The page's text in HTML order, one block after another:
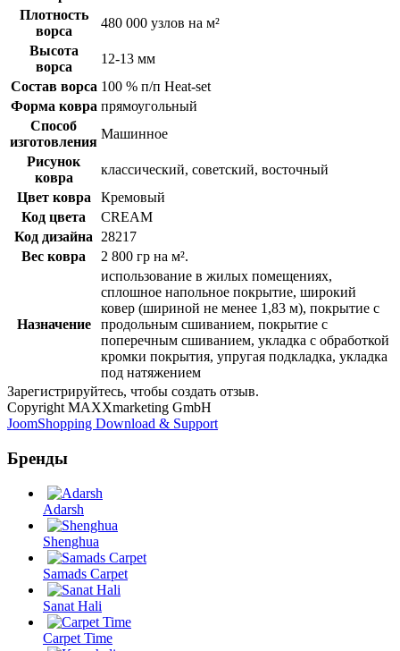
Плотность
ворса
480 000 узлов на м²
Высота
ворса
12-13 мм
Состав ворса 100 % п/п Heat-set
Форма ковра прямоугольный
Способ
изготовления
Машинное
Рисунок
ковра
классический, советский, восточный
Цвет ковра
Кремовый
Код цвета
CREAM
Код дизайна
28217
Вес ковра
2 800 гр на м².
Назначение
использование в жилых помещениях,
сплошное напольное покрытие, широкий
ковер (шириной не менее 1,83 м), покрытие с
продольным сшиванием, покрытие с
поперечным сшиванием, укладка с обработкой
кромки покрытия, упругая подкладка, укладка
под натяжением
Зарегистрируйтесь, чтобы создать отзыв.
Copyright MAXXmarketing GmbH
JoomShopping Download & Support
Бренды
Adarsh
Shenghua
Samads Carpet
Sanat Hali
Carpet Time